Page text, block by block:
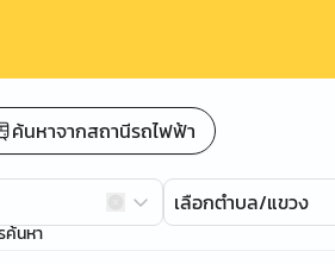
ค้นหาจากสถานีรถไฟฟ้า
เลือกตำบล/แขวง
ค้นหา